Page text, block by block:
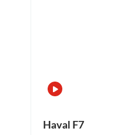
Haval F7